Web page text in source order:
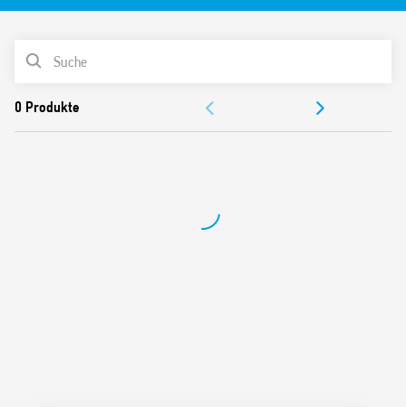
Kategorie 1, Klasse B), EN 50155 (Temperatur und
AC oder DC Spule mit erweitertem Betriebsbereich
PRODUKTLISTE